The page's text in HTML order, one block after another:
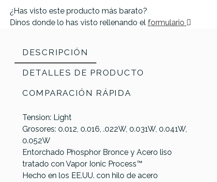
¿Has visto este producto más barato?
Dinos donde lo has visto rellenando el formulario
DESCRIPCIÓN
DETALLES DE PRODUCTO
COMPARACIÓN RÁPIDA
Tension: Light
Grosores: 0.012, 0.016, .022W, 0.031W, 0.041W,
0.052W
Entorchado Phosphor Bronce y Acero liso
tratado con Vapor Ionic Process™
Hecho en los EE.UU. con hilo de acero